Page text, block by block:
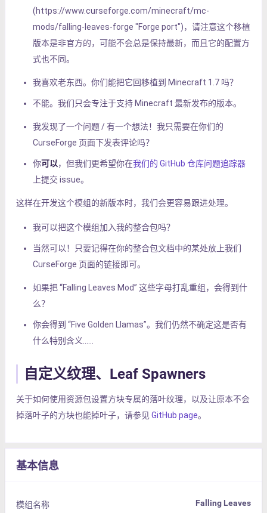
(https://www.curseforge.com/minecraft/mc-
mods/falling-leaves-forge "Forge port")，请注意这个移植
版本是非官方的，可能不会总是保持最新，而且它的配置方
式也不同。
我喜欢老东西。你们能把它回移植到 Minecraft 1.7 吗？
不能。我们只会专注于支持 Minecraft 最新发布的版本。
我发现了一个问题 / 有一个想法！我只需要在你们的
CurseForge 页面下发表评论吗？
你可以，但我们更希望你在我们的 GitHub 仓库问题追踪器
上提交 issue。
这样在开发这个模组的新版本时，我们会更容易跟进处理。
我可以把这个模组加入我的整合包吗？
当然可以！只要记得在你的整合包文档中的某处放上我们
CurseForge 页面的链接即可。
如果把 “Falling Leaves Mod” 这些字母打乱重组，会得到什
么？
你会得到 “Five Golden Llamas”。我们仍然不确定这是否有
什么特别含义……
自定义纹理、Leaf Spawners
关于如何使用资源包设置方块专属的落叶纹理，以及让原本不会
掉落叶子的方块也能掉叶子，请参见GitHub page。
基本信息
模组名称 Falling Leaves